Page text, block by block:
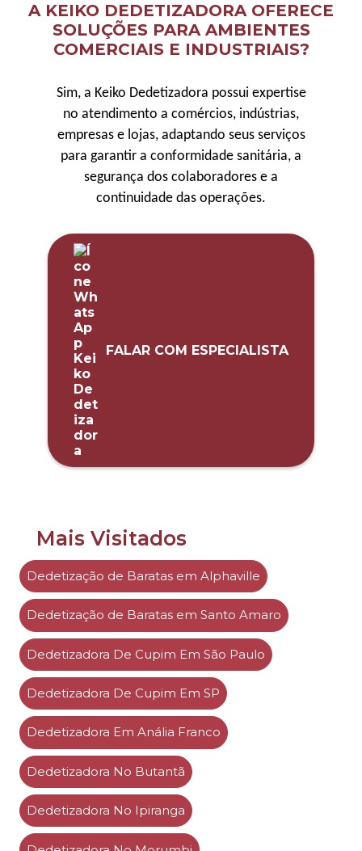
A KEIKO DEDETIZADORA OFERECE
SOLUÇÕES PARA AMBIENTES
COMERCIAIS E INDUSTRIAIS?
Sim, a Keiko Dedetizadora possui expertise
no atendimento a comércios, indústrias,
empresas e lojas, adaptando seus serviços
para garantir a conformidade sanitária, a
segurança dos colaboradores e a
continuidade das operações.
FALAR COM ESPECIALISTA
Mais Visitados
Dedetização de Baratas em Alphaville
Dedetização de Baratas em Santo Amaro
Dedetizadora De Cupim Em São Paulo
Dedetizadora De Cupim Em SP
Dedetizadora Em Anália Franco
Dedetizadora No Butantã
Dedetizadora No Ipiranga